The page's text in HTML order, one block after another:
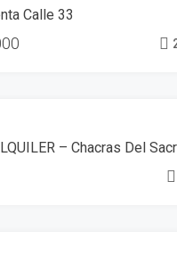
OPORTUNIDAD
Calle 33
DISPONIBLE– Chacras Del